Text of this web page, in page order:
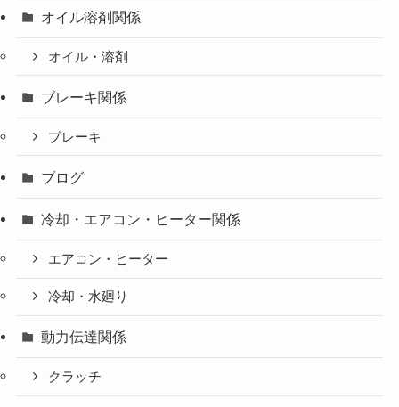
オイル溶剤関係
オイル・溶剤
ブレーキ関係
ブレーキ
ブログ
冷却・エアコン・ヒーター関係
エアコン・ヒーター
冷却・水廻り
動力伝達関係
クラッチ